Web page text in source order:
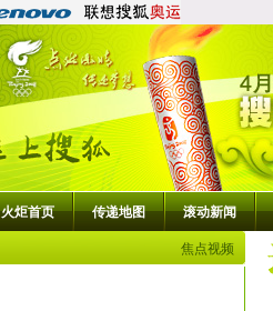
火炬首页 传递地图 滚动新闻
焦点视频